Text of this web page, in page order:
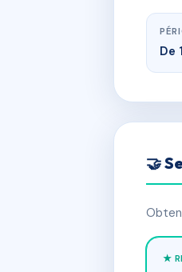
De
🤝
★